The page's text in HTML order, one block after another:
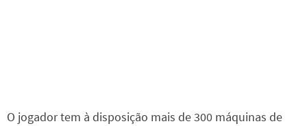
O jogador tem à disposição mais de 300 máquinas de